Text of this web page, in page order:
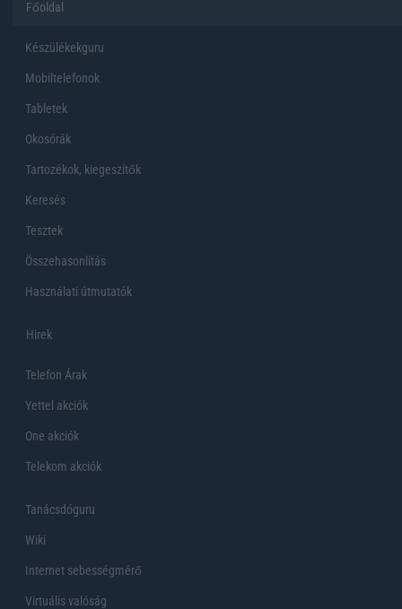
Főoldal
Készülékekguru
Mobiltelefonok
Tabletek
Okosórák
Tartozékok, kiegeszítők
Keresés
Tesztek
Összehasonlítás
Használati útmutatók
Hirek
Telefon Árak
Yettel akciók
One akciók
Telekom akciók
Tanácsdóguru
Wiki
Internet sebességmérő
Virtuális valóság